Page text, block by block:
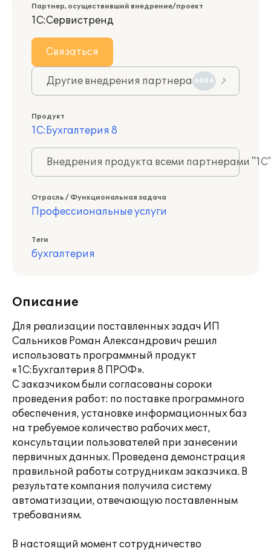
Партнер, осуществивший внедрение/проект
1С:Сервистренд
Связаться
Другие внедрения партнера 6004
Продукт
1С:Бухгалтерия 8
Внедрения продукта всеми партнерами
Отрасль / Функциональная задача
Профессиональные услуги
Теги
бухгалтерия
Описание
Для реализации поставленных задач ИП
Сальников Роман Александрович решил
использовать программный продукт
«1С:Бухгалтерия 8 ПРОФ».
С заказчиком были согласованы сороки
проведения работ: по поставке программного
обеспечения, установке информационных баз
на требуемое количество рабочих мест,
консультации пользователей при занесении
первичных данных. Проведена демонстрация
правильной работы сотрудникам заказчика. В
результате компания получила систему
автоматизации, отвечающую поставленным
требованиям.
В настоящий момент сотрудничество